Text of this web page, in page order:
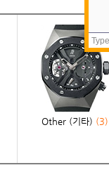
Other (기타) (3)